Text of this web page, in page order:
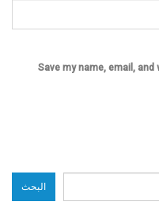
Save my name, email,
البحث